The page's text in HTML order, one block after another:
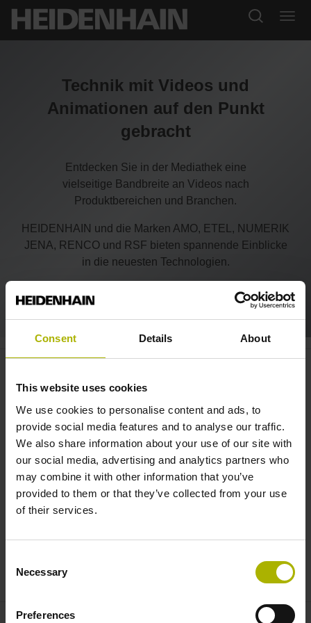
Consent Details About
This website uses cookies
We use cookies to personalise content and ads, to
provide social media features and to analyse our traffic.
We also share information about your use of our site with
our social media, advertising and analytics partners who
may combine it with other information that you’ve
provided to them or that they’ve collected from your use
of their services.
Selection
Necessary
Preferences
Technik mit Videos und
Animationen auf den Punkt
gebracht
Entdecken Sie in der Mediathek eine
vielseitige Bandbreite an Videos nach
Produktbereichen und Branchen.
HEIDENHAIN und die Marken AMO, ETEL, NUMERIK
JENA, RENCO und RSF bieten spannende Einblicke
in die neuesten Technologien.
Electronics: pinpoint accuracy
for demanding applications |
HEIDENHAIN